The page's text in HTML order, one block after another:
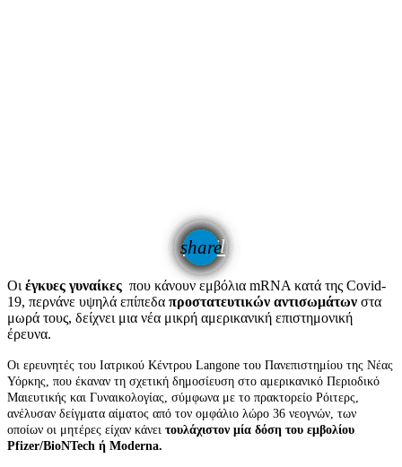
share
email
Οι έγκυες γυναίκες που κάνουν εμβόλια mRNA κατά της Covid-
19, περνάνε υψηλά επίπεδα προστατευτικών αντισωμάτων στα
μωρά τους, δείχνει μια νέα μικρή αμερικανική επιστημονική
έρευνα.
Οι ερευνητές του Ιατρικού Κέντρου Langone του Πανεπιστημίου της Νέας
Υόρκης, που έκαναν τη σχετική δημοσίευση στο αμερικανικό Περιοδικό
Μαιευτικής και Γυναικολογίας, σύμφωνα με το πρακτορείο Ρόιτερς,
ανέλυσαν δείγματα αίματος από τον ομφάλιο λώρο 36 νεογνών, των
οποίων οι μητέρες είχαν κάνει τουλάχιστον μία δόση του εμβολίου
Pfizer/BioNTech ή Moderna.